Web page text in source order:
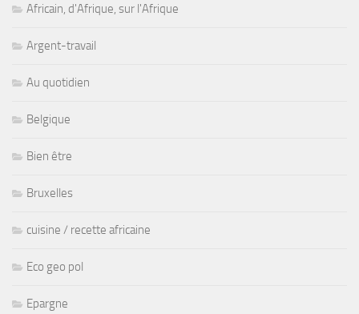
Africain, d'Afrique, sur l'Afrique
Argent-travail
Au quotidien
Belgique
Bien être
Bruxelles
cuisine / recette africaine
Eco geo pol
Epargne